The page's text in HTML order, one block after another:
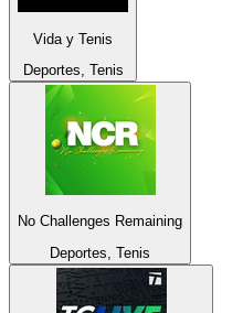
Vida y Tenis
Deportes, Tenis
No Challenges Remaining
Deportes, Tenis